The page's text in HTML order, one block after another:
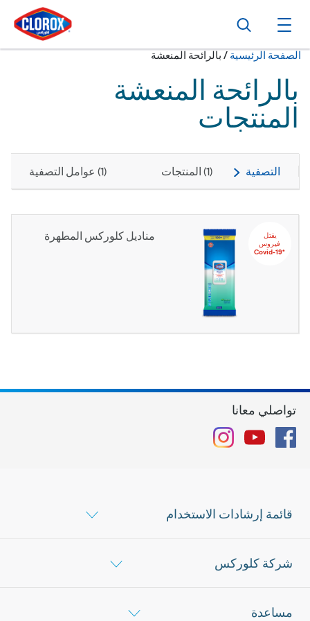
بحث
الصفحة الرئيسية /حالياً:
بالرائحة المنعشة
بالرائحة المنعشة
المنتجات
التصفية (
1) المنتجات (
1) عوامل التصفية
يقتل‬ ‫‫‫‫‏‫
‬‫فيروس
‏*‫Covid-19
مناديل كلوركس المطهرة
قائمة إرشادات الاستخدام
شركة كلوركس
مساعدة
تواصلي معانا
Facebook
YouTube
Instagram